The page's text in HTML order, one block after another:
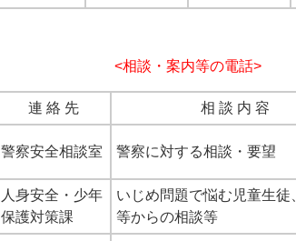
<相談・案内等の電話>
連 絡 先 相 談 内 容
警察安全相談室 警察に対する相談・要望
人身安全・少年
保護対策課
いじめ問題で悩む児童生徒
等からの相談等